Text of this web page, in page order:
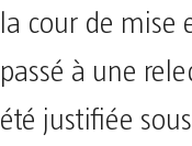
la cour de mise
passé à une
été justifiée